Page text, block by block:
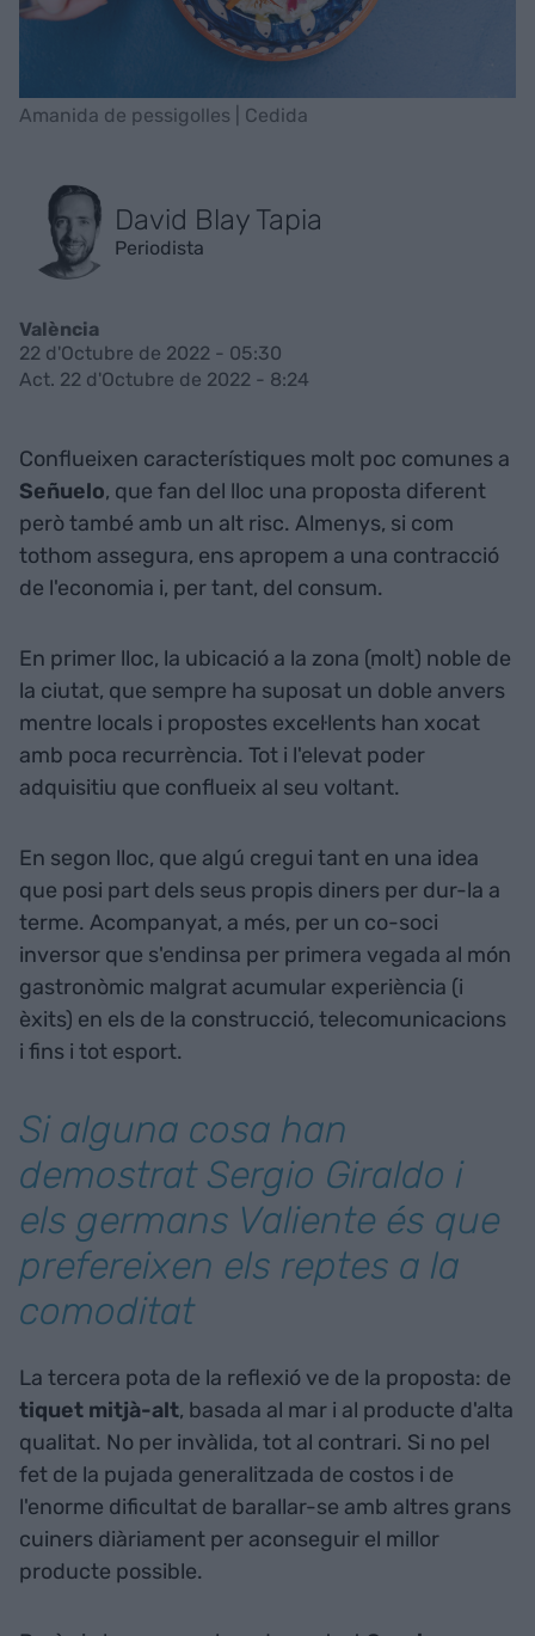
Amanida de pessigolles | Cedida
David Blay Tapia
Periodista
València
22 d'Octubre de 2022 - 05:30
Act. 22 d'Octubre de 2022 - 8:24
Conflueixen característiques molt poc comunes a
Señuelo, que fan del lloc una proposta diferent
però també amb un alt risc. Almenys, si com
tothom assegura, ens apropem a una contracció
de l'economia i, per tant, del consum.
En primer lloc, la ubicació a la zona (molt) noble de
la ciutat, que sempre ha suposat un doble anvers
mentre locals i propostes excel·lents han xocat
amb poca recurrència. Tot i l'elevat poder
adquisitiu que conflueix al seu voltant.
En segon lloc, que algú cregui tant en una idea
que posi part dels seus propis diners per dur-la a
terme. Acompanyat, a més, per un co-soci
inversor que s'endinsa per primera vegada al món
gastronòmic malgrat acumular experiència (i
èxits) en els de la construcció, telecomunicacions
i fins i tot esport.
Si alguna cosa han
demostrat Sergio Giraldo i
els germans Valiente és que
prefereixen els reptes a la
comoditat
La tercera pota de la reflexió ve de la proposta: de
tiquet mitjà-alt, basada al mar i al producte d'alta
qualitat. No per invàlida, tot al contrari. Si no pel
fet de la pujada generalitzada de costos i de
l'enorme dificultat de barallar-se amb altres grans
cuiners diàriament per aconseguir el millor
producte possible.